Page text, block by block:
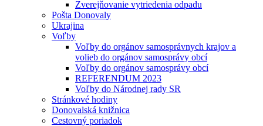
Zverejňovanie vytriedenia odpadu
Pošta Donovaly
Ukrajina
Voľby
Voľby do orgánov samosprávnych krajov a
volieb do orgánov samosprávy obcí
Voľby do orgánov samosprávy obcí
REFERENDUM 2023
Voľby do Národnej rady SR
Stránkové hodiny
Donovalská knižnica
Cestovný poriadok